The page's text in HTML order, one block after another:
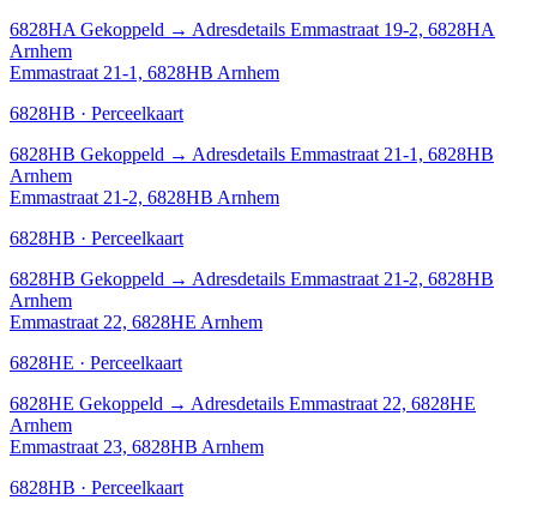
6828HA Gekoppeld → Adresdetails Emmastraat 19-2, 6828HA
Arnhem
Emmastraat 21-1, 6828HB Arnhem
6828HB · Perceelkaart
6828HB Gekoppeld → Adresdetails Emmastraat 21-1, 6828HB
Arnhem
Emmastraat 21-2, 6828HB Arnhem
6828HB · Perceelkaart
6828HB Gekoppeld → Adresdetails Emmastraat 21-2, 6828HB
Arnhem
Emmastraat 22, 6828HE Arnhem
6828HE · Perceelkaart
6828HE Gekoppeld → Adresdetails Emmastraat 22, 6828HE
Arnhem
Emmastraat 23, 6828HB Arnhem
6828HB · Perceelkaart